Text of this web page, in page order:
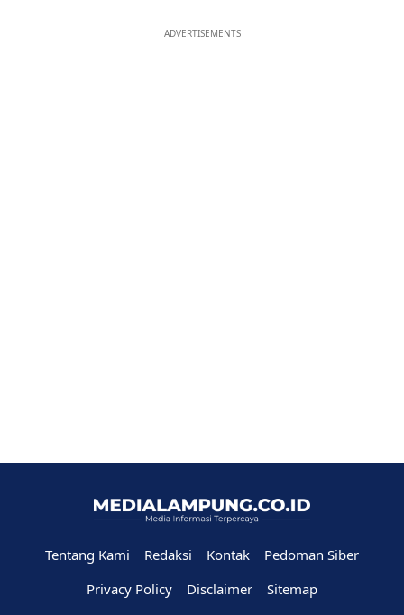
ADVERTISEMENTS
Tentang Kami Redaksi Kontak
Pedoman Siber
Privacy Policy
Disclaimer Sitemap